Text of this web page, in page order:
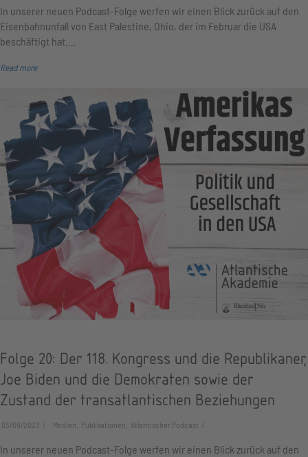
In unserer neuen Podcast-Folge werfen wir einen Blick zurück auf den
Eisenbahnunfall von East Palestine, Ohio, der im Februar die USA
beschäftigt hat.…
Read more
Folge 20: Der 118. Kongress und die Republikaner,
Joe Biden und die Demokraten sowie der
Zustand der transatlantischen Beziehungen
03/09/2023 Medien, Publikationen, Atlantischer Podcast
In unserer neuen Podcast-Folge werfen wir einen Blick zurück auf den